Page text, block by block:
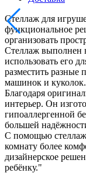
Стеллаж для
функциональное
организовать
Стеллаж выполнен
использовать его
разместить разные
машинок и
Благодаря
интерьер. Он
гипоаллергенной
большей
С помощью
комнату более
дизайнерское
ребёнку."